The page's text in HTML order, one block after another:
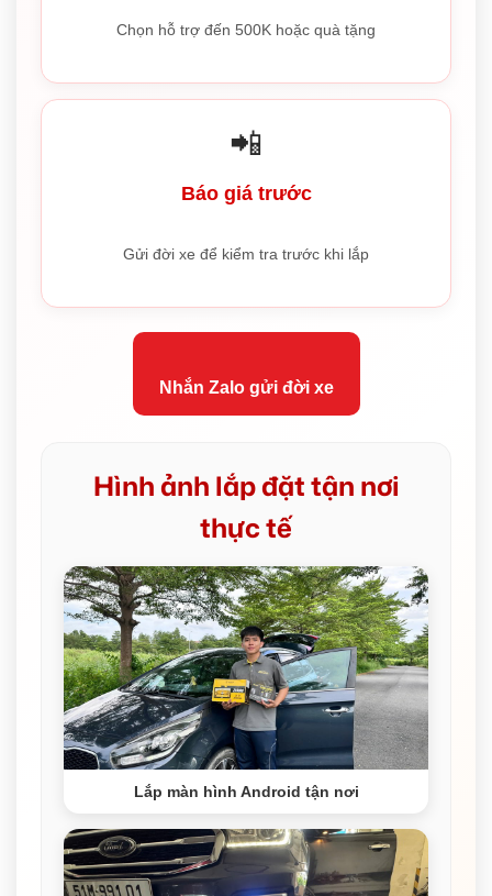
Chọn hỗ trợ đến 500K hoặc quà tặng
📲
Báo giá trước
Gửi đời xe để kiểm tra trước khi lắp
Nhắn Zalo gửi đời xe
Hình ảnh lắp đặt tận nơi
thực tế
Lắp màn hình Android tận nơi